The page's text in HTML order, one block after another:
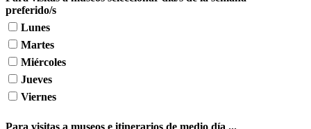
preferido/s
Lunes
Martes
Miércoles
Jueves
Viernes
Para visitas a museos e itinerarios de medio día ...